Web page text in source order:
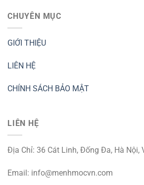
CHUYÊN MỤC
GIỚI THIỆU
LIÊN HỆ
CHÍNH SÁCH BẢO MẬT
LIÊN HỆ
Địa Chỉ: 36 Cát Linh, Đống Đa, Hà Nội,
Email: info@menhmocvn.com